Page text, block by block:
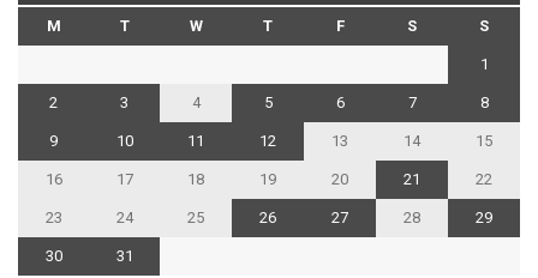
M T W T F S S
1
2 3 4 5 6 7 8
9 10 11 12 13 14 15
16 17 18 19 20 21 22
23 24 25 26 27 28 29
30
31